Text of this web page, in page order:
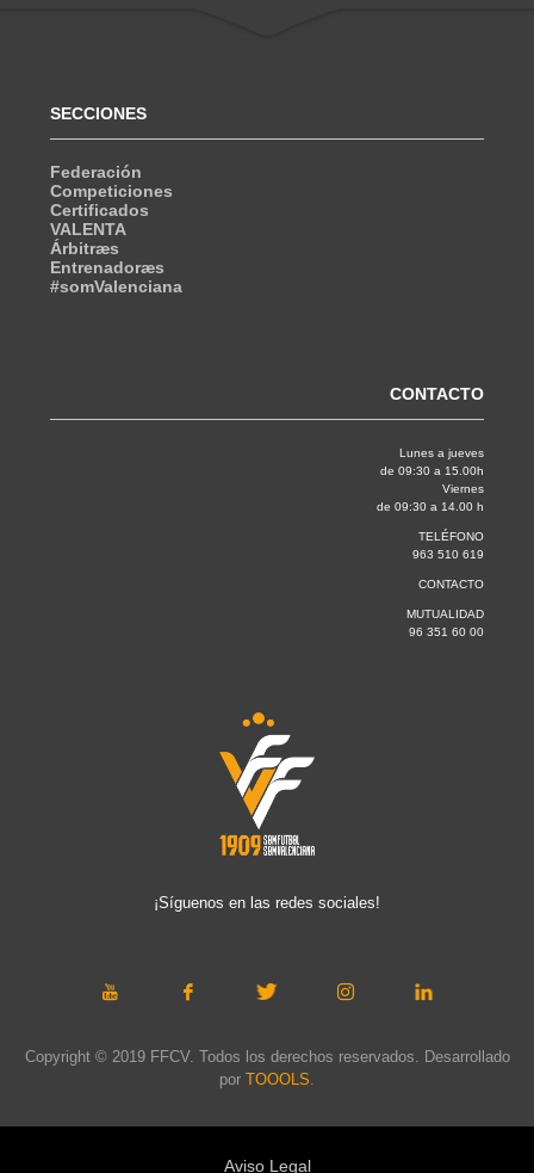
SECCIONES
Federación
Competiciones
Certificados
VALENTA
Árbitræs
Entrenadoræs
#somValenciana
CONTACTO
Lunes a jueves
de 09:30 a 15.00h
Viernes
de 09:30 a 14.00 h
TELÉFONO
963 510 619
CONTACTO
MUTUALIDAD
96 351 60 00
¡Síguenos en las redes sociales!
Copyright © 2019 FFCV. Todos los derechos reservados. Desarrollado
por TOOOLS.
Aviso Legal